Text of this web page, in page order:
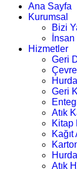
Ana Sayfa
Kurumsal
Bizi
Hizmetler
Geri
Geri
Atık
Kitap
Kağıt
Atık